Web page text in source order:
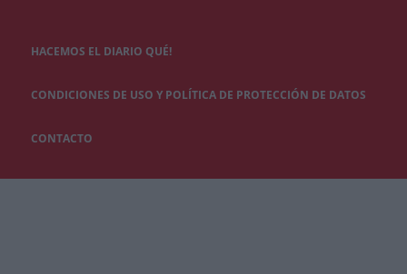
HACEMOS EL DIARIO QUÉ!
CONDICIONES DE USO Y POLÍTICA DE PROTECCIÓN DE DATOS
CONTACTO